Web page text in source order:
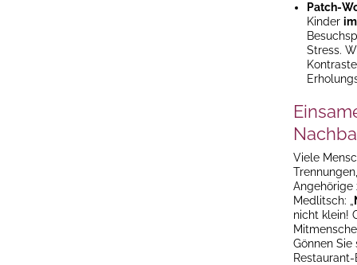
Patch-
Kinder
Stress.
Viele
Angehörige
Medlitsch: „
nicht klein!
Gönnen Sie